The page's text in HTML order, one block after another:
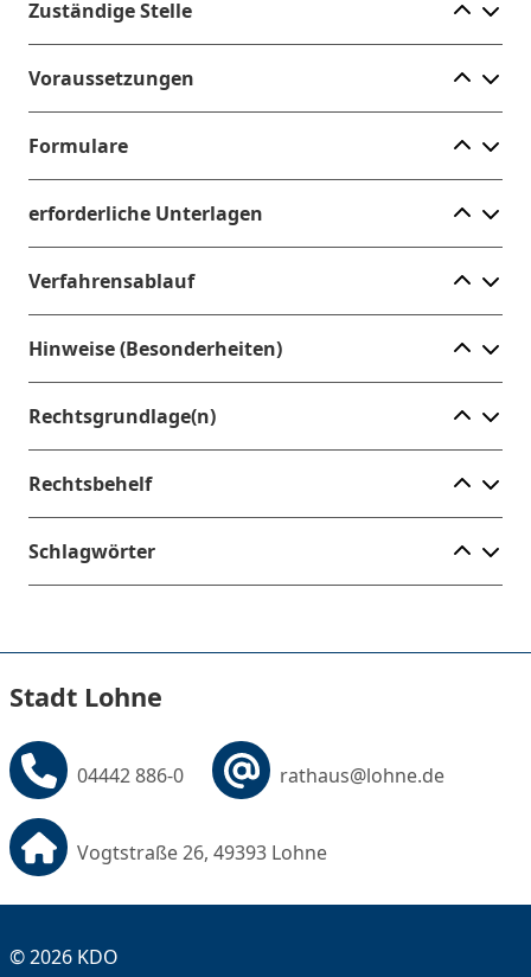
Zuständige Stelle
Voraussetzungen
Formulare
erforderliche Unterlagen
Verfahrensablauf
Hinweise (Besonderheiten)
Rechtsgrundlage(n)
Rechtsbehelf
Schlagwörter
Stadt Lohne
04442 886-0 rathaus@lohne.de
Vogtstraße 26, 49393 Lohne
© 2026 KDO